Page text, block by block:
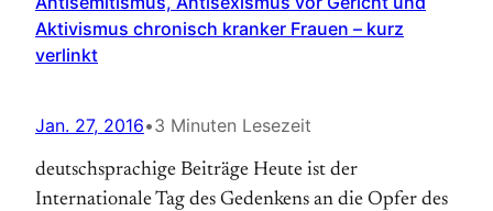
Aktivismus chronisch kranker Frauen – kurz
verlinkt
Jan. 27, 2016•3 Minuten Lesezeit
deutschsprachige Beiträge Heute ist der
Internationale Tag des Gedenkens an die Opfer des